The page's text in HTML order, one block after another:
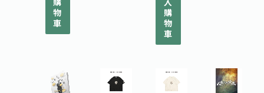
物
車
購
物
車